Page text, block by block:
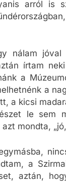
arról is
nálam
írtam
a
a
a kicsi
le sem
mondta,
a
aztán,